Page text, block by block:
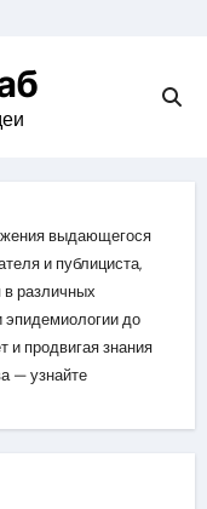
выдающегося
и публициста,
в различных
эпидемиологии до
и продвигая знания
— узнайте